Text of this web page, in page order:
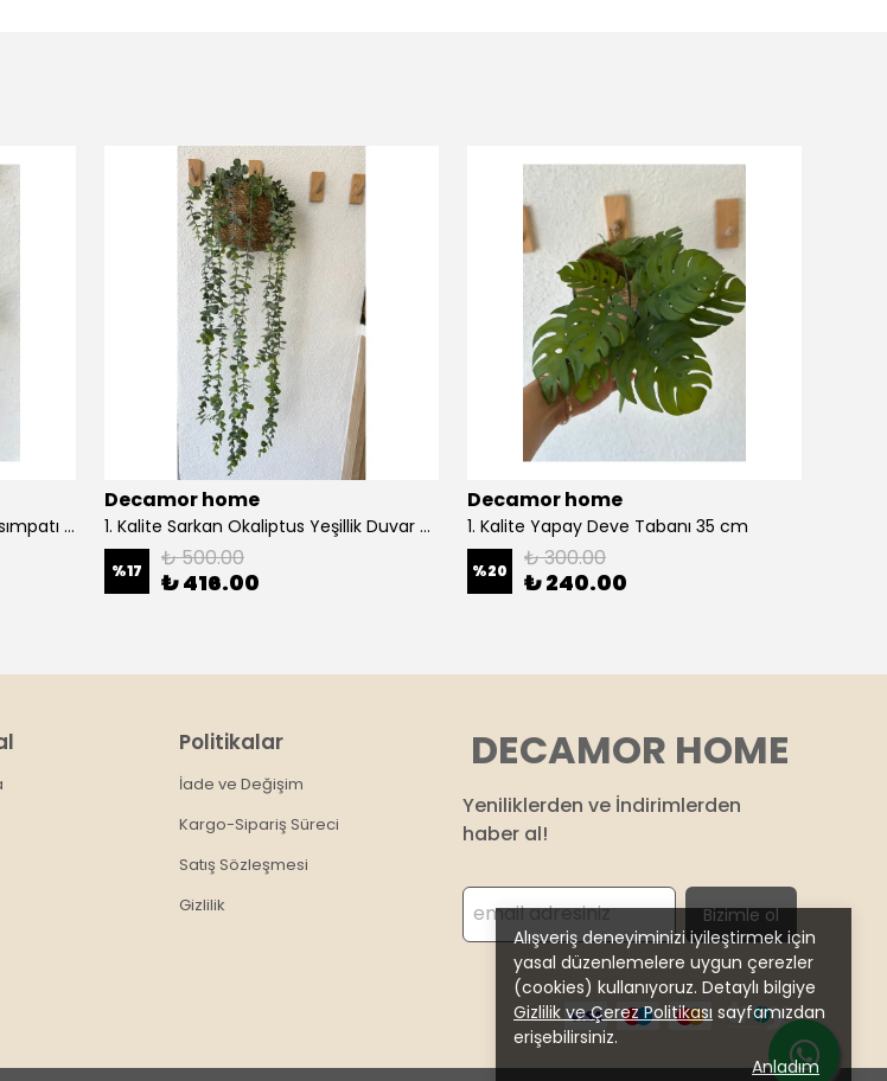
Alışveriş deneyiminizi iyileştirmek için
yasal düzenlemelere uygun çerezler
(cookies) kullanıyoruz. Detaylı bilgiye
Gizlilik ve Çerez Politikası sayfamızdan
erişebilirsiniz.
Anladım
1. Kalite Fuşya Pembe Yapay Kasımpatı Dalı Çiçeği 80 cm - Sarı
Decamor home
1. Kalite Sarkan Okaliptus Yeşillik Duvar Çiçeği Sarmaşık 100 Cm
%17 ₺ 500.00
₺ 416.00
Decamor home
1. Kalite Yapay Deve Tabanı 35 cm
%20 ₺ 300.00
₺ 240.00
Politikalar
İade ve Değişim
Kargo-Sipariş Süreci
Satış Sözleşmesi
Gizlilik
DECAMOR HOME
Yeniliklerden ve İndirimlerden
haber al!
Bizimle ol